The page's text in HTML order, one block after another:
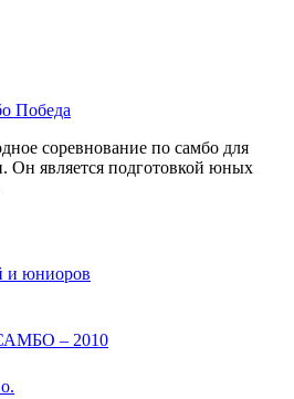
Победа
соревнование по самбо для
Он является подготовкой юных
и юниоров
– 2010